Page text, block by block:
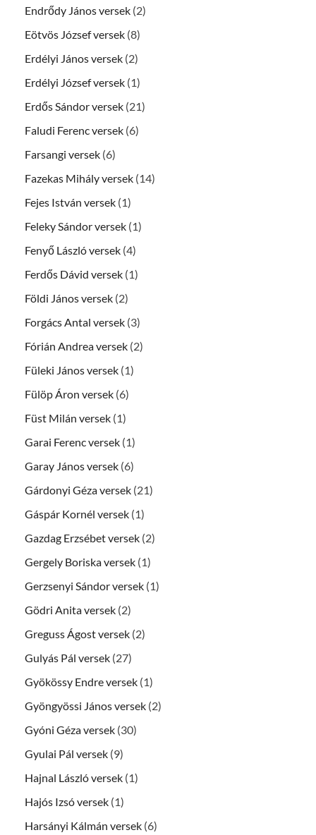
Endrődy János versek (2)
Eötvös József versek (8)
Erdélyi János versek (2)
Erdélyi József versek (1)
Erdős Sándor versek (21)
Faludi Ferenc versek (6)
Farsangi versek (6)
Fazekas Mihály versek (14)
Fejes István versek (1)
Feleky Sándor versek (1)
Fenyő László versek (4)
Ferdős Dávid versek (1)
Földi János versek (2)
Forgács Antal versek (3)
Fórián Andrea versek (2)
Füleki János versek (1)
Fülöp Áron versek (6)
Füst Milán versek (1)
Garai Ferenc versek (1)
Garay János versek (6)
Gárdonyi Géza versek (21)
Gáspár Kornél versek (1)
Gazdag Erzsébet versek (2)
Gergely Boriska versek (1)
Gerzsenyi Sándor versek (1)
Gödri Anita versek (2)
Greguss Ágost versek (2)
Gulyás Pál versek (27)
Gyökössy Endre versek (1)
Gyöngyössi János versek (2)
Gyóni Géza versek (30)
Gyulai Pál versek (9)
Hajnal László versek (1)
Hajós Izsó versek (1)
Harsányi Kálmán versek (6)